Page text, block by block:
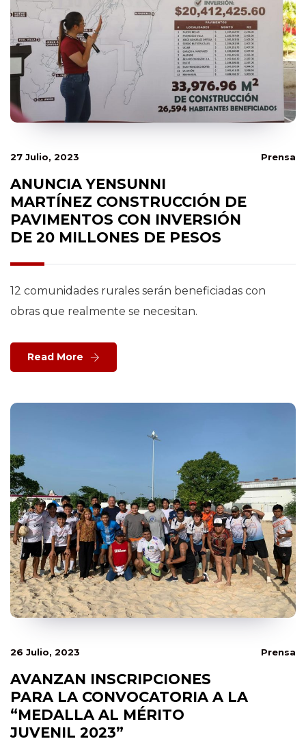
27 Julio, 2023 Prensa
ANUNCIA YENSUNNI
MARTÍNEZ CONSTRUCCIÓN DE
PAVIMENTOS CON INVERSIÓN
DE 20 MILLONES DE PESOS
12 comunidades rurales serán beneficiadas con
obras que realmente se necesitan.
Read More
26 Julio, 2023 Prensa
AVANZAN INSCRIPCIONES
PARA LA CONVOCATORIA A LA
“MEDALLA AL MÉRITO
JUVENIL 2023”